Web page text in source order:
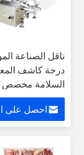
ناقل الصناعة
درجة كاشف
كاشف المعادن
صناعة الأغذية
احصل على